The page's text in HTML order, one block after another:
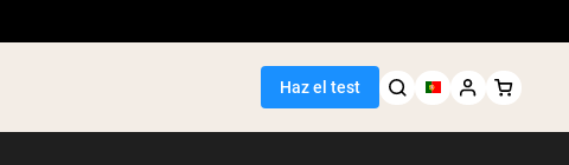
Haz el test